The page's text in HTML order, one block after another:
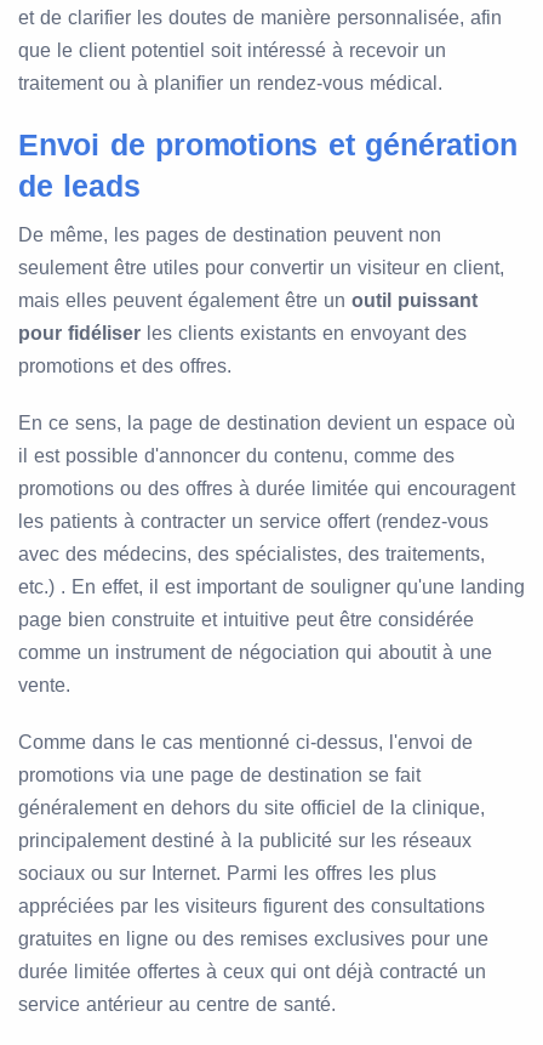
et de clarifier les doutes de manière personnalisée, afin
que le client potentiel soit intéressé à recevoir un
traitement ou à planifier un rendez-vous médical.
Envoi de promotions et génération
de leads
De même, les pages de destination peuvent non
seulement être utiles pour convertir un visiteur en client,
mais elles peuvent également être un outil puissant
pour fidéliser les clients existants en envoyant des
promotions et des offres.
En ce sens, la page de destination devient un espace où
il est possible d'annoncer du contenu, comme des
promotions ou des offres à durée limitée qui encouragent
les patients à contracter un service offert (rendez-vous
avec des médecins, des spécialistes, des traitements,
etc.) . En effet, il est important de souligner qu'une landing
page bien construite et intuitive peut être considérée
comme un instrument de négociation qui aboutit à une
vente.
Comme dans le cas mentionné ci-dessus, l'envoi de
promotions via une page de destination se fait
généralement en dehors du site officiel de la clinique,
principalement destiné à la publicité sur les réseaux
sociaux ou sur Internet. Parmi les offres les plus
appréciées par les visiteurs figurent des consultations
gratuites en ligne ou des remises exclusives pour une
durée limitée offertes à ceux qui ont déjà contracté un
service antérieur au centre de santé.